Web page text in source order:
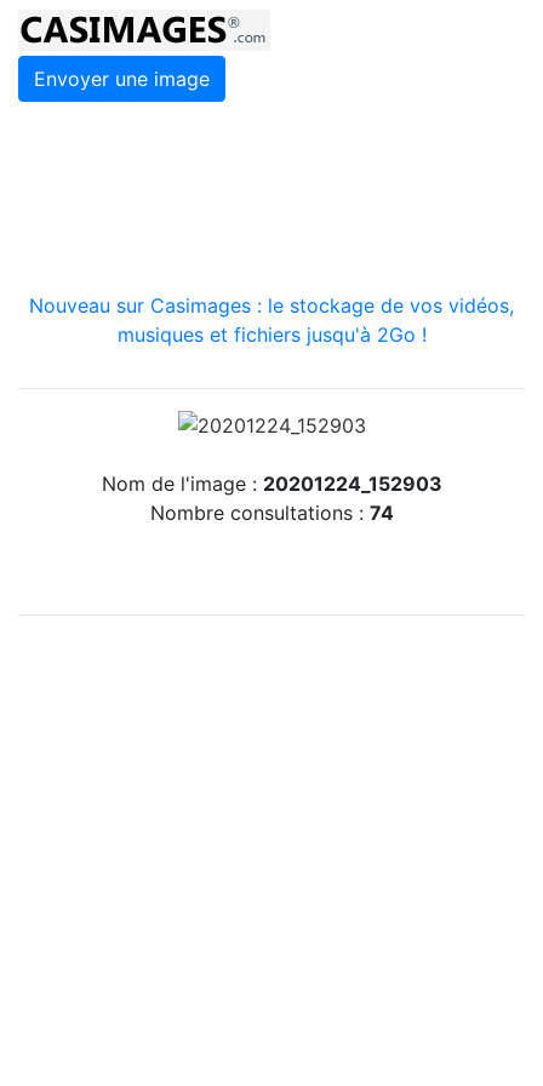
Envoyer une image
Nouveau sur Casimages : le stockage de vos vidéos,
musiques et fichiers jusqu'à 2Go !
Nom de l'image : 20201224_152903
Nombre consultations : 74